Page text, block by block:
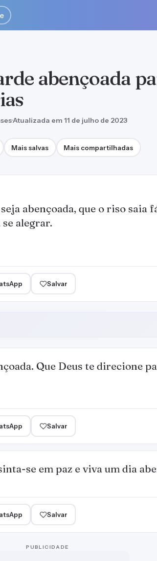
abençoada
·Atualizada em 11 de julho de 2023
Mais salvas Mais compartilhadas
abençoada, que o riso saia
alegrar.
Salvar
Que Deus te direcione
Salvar
se em paz e viva um dia
Salvar
PUBLICIDADE